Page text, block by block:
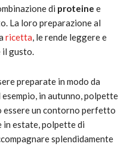
di proteine e
La loro preparazione al
ricetta, le rende leggere e
il gusto.
preparate in modo da
in autunno, polpette
essere un contorno perfetto
in estate, polpette di
splendidamente